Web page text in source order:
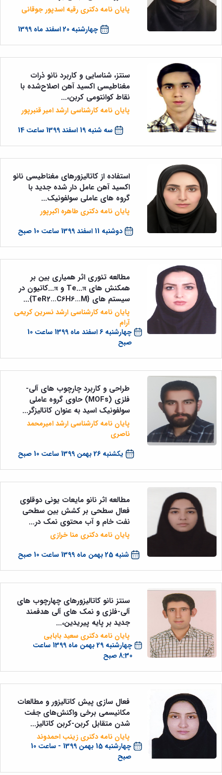
چهارشنبه 20 اسفند ماه 1399
پایان نامه دکتری رقیه اسدپور جوقانی
سه شنبه 19 اسفند 1399 ساعت 14
سنتز، شناسایی و کاربرد نانو ذرات
مغناطیسی اکسید آهن اصلاح‌شده با
نقاط کوانتومی کربن،...
پایان نامه کارشناسی ارشد امیر قنبرپور
دوشنبه 11 اسفند 1399 ساعت 10 صبح
استفاده از کاتالیزورهای مغناطیسی نانو
اکسید آهن عامل دار شده جدید با
گروه های عاملی سولفونیک...
پایان نامه دکتری طاهره اکبرپور
چهارشنبه 6 اسفند ماه 1399 ساعت 10
صبح
مطالعه تئوری اثر همیاری بین بر
همکنش های Te...π و π...کاتیون در
سیستم های {TeR2…C6H6…M}...
پایان نامه کارشناسی ارشد نسرین کریمی
آرام
یکشنبه 26 بهمن 1399 ساعت 10 صبح
طراحی و کاربرد چارچوب های آلی-
فلزی (MOFs) حاوی گروه عاملی
سولفونیک اسید به عنوان کاتالیزگر...
پایان نامه کارشناسی ارشد امیرمحمد
ناصری
شنبه 25 بهمن ماه 1399 ساعت 10 صبح
مطالعه اثر نانو مایعات یونی دوقلوی
فعال سطحی بر کشش بین سطحی
نفت خام و آب محتوی نمک در...
پایان نامه دکتری منا خرازی
چهارشنبه 29 بهمن ماه 1399 ساعت
8:30 صبح
سنتز نانو کاتالیزورهای چهارچوب های
آلی-فلزی و نمک های آلی هدفمند
جدید بر پایه پیریدین،...
پایان نامه دکتری سعید بابایی
چهارشنبه 15 بهمن 1399 - ساعت 10
صبح
فعال سازی پیش کاتالیزور و مطالعات
مکانیسمی برخی واکنش‌های جفت
شدن متقابل کربن-کربن کاتالیز...
پایان نامه دکتری زینب احمدوند